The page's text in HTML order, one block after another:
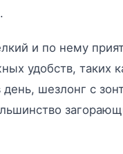
и по нему
удобств, таких
шезлонг с